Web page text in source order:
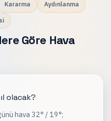
Kararma Aydınlanma
Göre Hava
olacak?
hava 32° / 19°;